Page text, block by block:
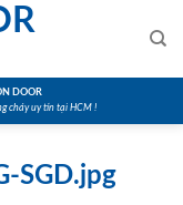
DOOR
cháy uy tín tại HCM !
SGD.jpg